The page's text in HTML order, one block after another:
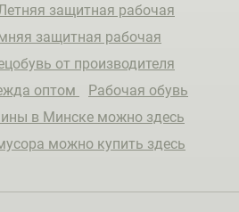
защитная рабочая
защитная рабочая
от производителя
оптом
Рабочая обувь
в Минске можно здесь
можно купить здесь